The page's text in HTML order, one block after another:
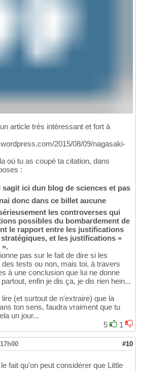
article très intéressant et fort à
2015/08/09/nagasaki-
où tu as coupé ta citation, dans
:
ici dun blog de sciences et pas
donc dans ce billet aucune
les controverses qui
possibles du bombardement de
le rapport entre les justifications
et les justifications «
pas sur le fait de dire si les
tests ou non, mais toi, à travers
à une conclusion que lui ne donne
enfin je dis ça, je dis rien hein...
(et surtout de n'extraire) que la
ton sens, faudra vraiment que tu
un jour...
5
1
#10
fait qu'on peut considérer que Little